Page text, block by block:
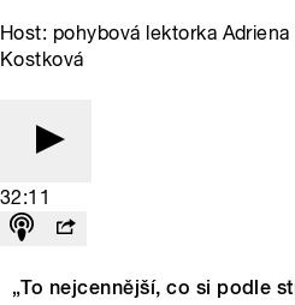
Host: pohybová lektorka
Kostková
32:11
„To nejcennější, co si podle